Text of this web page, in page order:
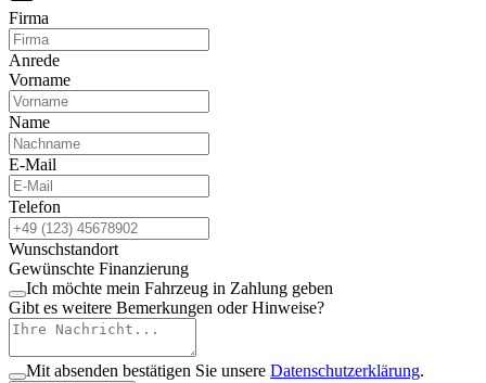
Firma
Anrede
Vorname
Name
E-Mail
Telefon
Wunschstandort
Gewünschte Finanzierung
Ich möchte mein Fahrzeug in Zahlung geben
Gibt es weitere Bemerkungen oder Hinweise?
Mit absenden bestätigen Sie unsere Datenschutzerklärung.